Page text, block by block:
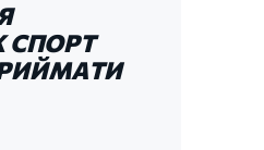
СПОРТ